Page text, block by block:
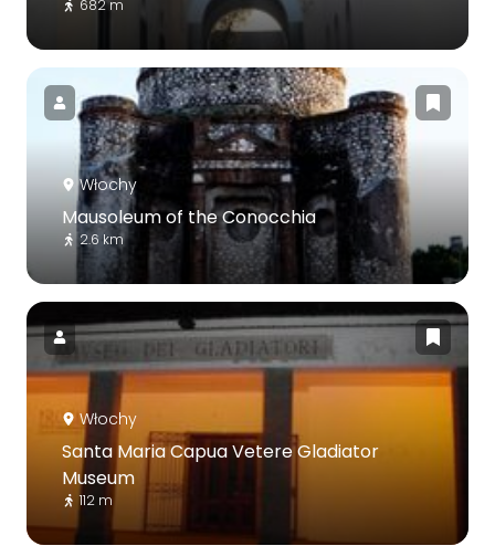
682 m
Włochy
Mausoleum of the Conocchia
2.6 km
Włochy
Santa Maria Capua Vetere Gladiator
Museum
112 m